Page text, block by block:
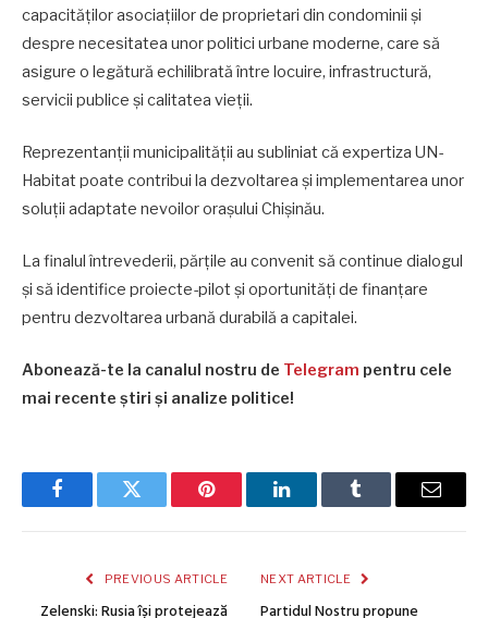
capacităților asociațiilor de proprietari din condominii și
despre necesitatea unor politici urbane moderne, care să
asigure o legătură echilibrată între locuire, infrastructură,
servicii publice și calitatea vieții.
Reprezentanții municipalității au subliniat că expertiza UN-
Habitat poate contribui la dezvoltarea și implementarea unor
soluții adaptate nevoilor orașului Chișinău.
La finalul întrevederii, părțile au convenit să continue dialogul
și să identifice proiecte-pilot și oportunități de finanțare
pentru dezvoltarea urbană durabilă a capitalei.
Abonează-te la canalul nostru de Telegram pentru cele
mai recente știri și analize politice!
FacebookTwitter Pinterest LinkedInTumblr Email
PREVIOUS ARTICLE
Zelenski: Rusia își protejează
NEXT ARTICLE
Partidul Nostru propune